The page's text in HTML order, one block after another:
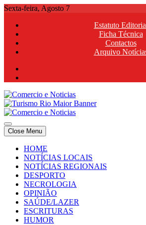
Skip
content
Sexta-feira, Agosto 7
Estatuto
Ficha Técnica
Contactos
Arquivo
Comercio e Noticias
Notícias e Publicidade Online
Comercio e Noticias
Notícias e Publicidade Online
Close Menu
HOME
NOTÍCIAS LOCAIS
NOTÍCIAS REGIONAIS
DESPORTO
NECROLOGIA
OPINIÃO
SAÚDE/LAZER
ESCRITURAS
HUMOR